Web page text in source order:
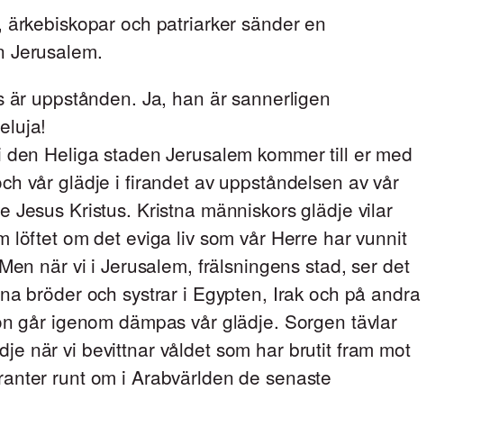
ärkebiskopar och patriarker sänder en
Jerusalem.
är uppstånden. Ja, han är sannerligen
Heliga staden Jerusalem kommer till er med
vår glädje i firandet av uppståndelsen av vår
Jesus Kristus. Kristna människors glädje vilar
löftet om det eviga liv som vår Herre har vunnit
när vi i Jerusalem, frälsningens stad, ser det
bröder och systrar i Egypten, Irak och på andra
går igenom dämpas vår glädje. Sorgen tävlar
när vi bevittnar våldet som har brutit fram mot
runt om i Arabvärlden de senaste